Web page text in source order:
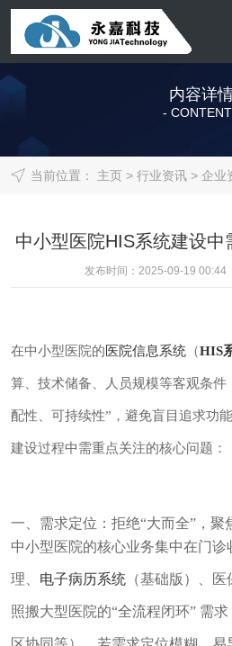
内容详
-
当前位置： 主页> 行业资讯> 企业
中小型医院HIS系统建设中
发布时间：2025-09-19 00:44
在中小型医院的 医院信息系统（HIS
算、技术储备、人员规模等客观条件
配性、可持续性”，避免盲目追求功
建设过程中需重点关注的核心问题：
一、需求定位：拒绝“大而全”，聚
中小型医院的核心业务集中在门
理、 电子病历系统（基础版）、医
照搬大型医院的“全流程闭环” 需